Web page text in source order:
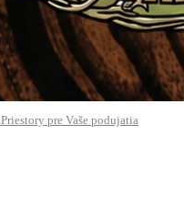
Priestory pre Vaše podujatia